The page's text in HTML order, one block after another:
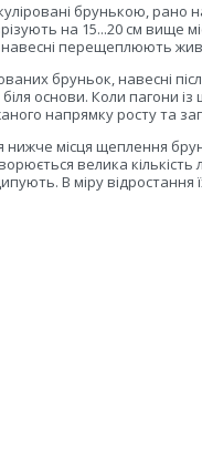
брунькою, рано
на 15...20 см вище
навесні перещеплюють
бруньок, навесні
основи. Коли пагони
напрямку росту та
місця щеплення
велика
В міру
ДЕРЕВАМИ НА ДРУГИЙ